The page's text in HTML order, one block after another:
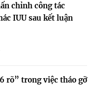
chỉnh công tác
IUU sau kết luận
rõ” trong việc tháo gỡ